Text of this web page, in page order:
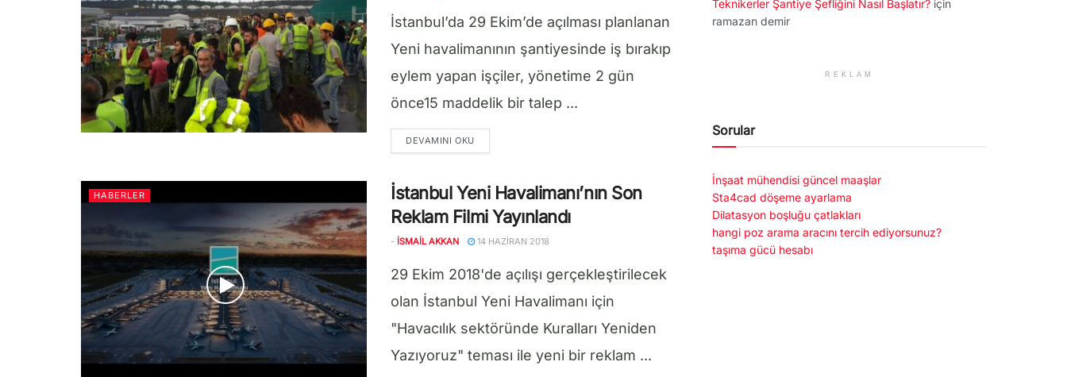
İstanbul’da 29 Ekim’de açılması planlanan
Yeni havalimanının şantiyesinde iş bırakıp
eylem yapan işçiler, yönetime 2 gün
önce15 maddelik bir talep ...
DEVAMINI OKUDETAILS
HABERLER
İstanbul Yeni Havalimanı’nın Son
Reklam Filmi Yayınlandı
- İSMAIL AKKAN 14 HAZIRAN 2018
29 Ekim 2018'de açılışı gerçekleştirilecek
olan İstanbul Yeni Havalimanı için
"Havacılık sektöründe Kuralları Yeniden
Yazıyoruz" teması ile yeni bir reklam ...
Teknikerler Şantiye Şefliğini Nasıl Başlatır? için
ramazan demir
REKLAM
Sorular
İnşaat mühendisi güncel maaşlar
Sta4cad döşeme ayarlama
Dilatasyon boşluğu çatlakları
hangi poz arama aracını tercih ediyorsunuz?
taşıma gücü hesabı